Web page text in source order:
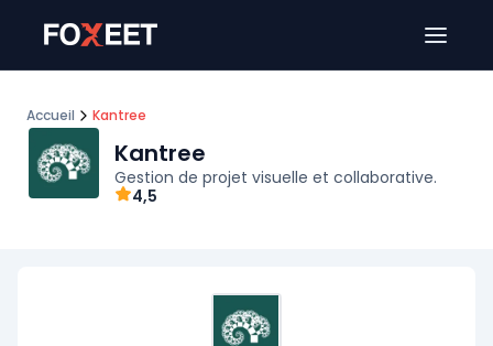
Accueil Kantree
Kantree
Gestion de projet visuelle et collaborative.
4,5